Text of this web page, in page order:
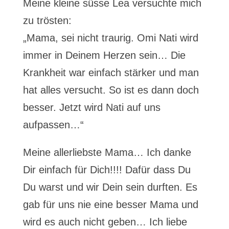
Meine kleine süsse Lea versuchte mich
zu trösten:
„Mama, sei nicht traurig. Omi Nati wird
immer in Deinem Herzen sein… Die
Krankheit war einfach stärker und man
hat alles versucht. So ist es dann doch
besser. Jetzt wird Nati auf uns
aufpassen…“
Meine allerliebste Mama… Ich danke
Dir einfach für Dich!!!! Dafür dass Du
Du warst und wir Dein sein durften. Es
gab für uns nie eine besser Mama und
wird es auch nicht geben… Ich liebe